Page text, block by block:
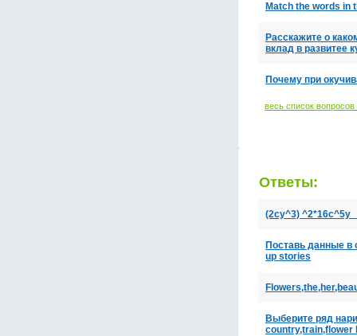
Match the words in
Расскажите о
вклад в развитее
Почему при
весь список вопросов
Ответы:
(2cy^3) ^2*16c^5y
Поставь данные в
up stories
Выберите ряд
country,train,flower